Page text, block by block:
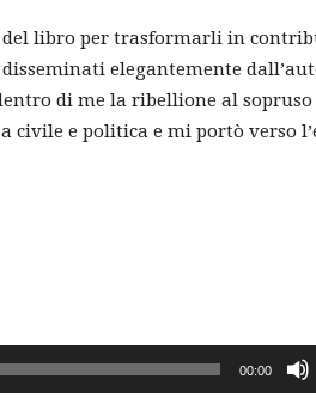
libro per trasformarli in
elegantemente
di me la ribellione al sopruso
civile e politica e mi portò verso
00:00